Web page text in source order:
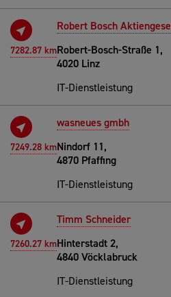
7282.87 km
Robert Bosch
Robert-Bosch-Straße 1,
4020 Linz
IT-Dienstleistung
7249.28 km
wasneues gmbh
Nindorf 11,
4870 Pfaffing
IT-Dienstleistung
7260.27 km
Timm Schneider
Hinterstadt 2,
4840 Vöcklabruck
IT-Dienstleistung